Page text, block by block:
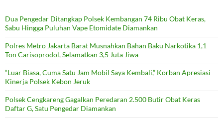
Dua Pengedar Ditangkap Polsek Kembangan 74 Ribu Obat Keras,
Sabu Hingga Puluhan Vape Etomidate Diamankan
Polres Metro Jakarta Barat Musnahkan Bahan Baku Narkotika 1,1
Ton Carisoprodol, Selamatkan 3,5 Juta Jiwa
“Luar Biasa, Cuma Satu Jam Mobil Saya Kembali,” Korban Apresiasi
Kinerja Polsek Kebon Jeruk
Polsek Cengkareng Gagalkan Peredaran 2.500 Butir Obat Keras
Daftar G, Satu Pengedar Diamankan